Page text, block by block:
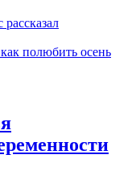
полюбить осень